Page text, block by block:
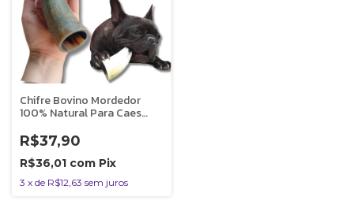
Chifre Bovino Mordedor
100% Natural Para Caes
R$37,90
R$36,01 com Pix
3 x de R$12,63 sem juros